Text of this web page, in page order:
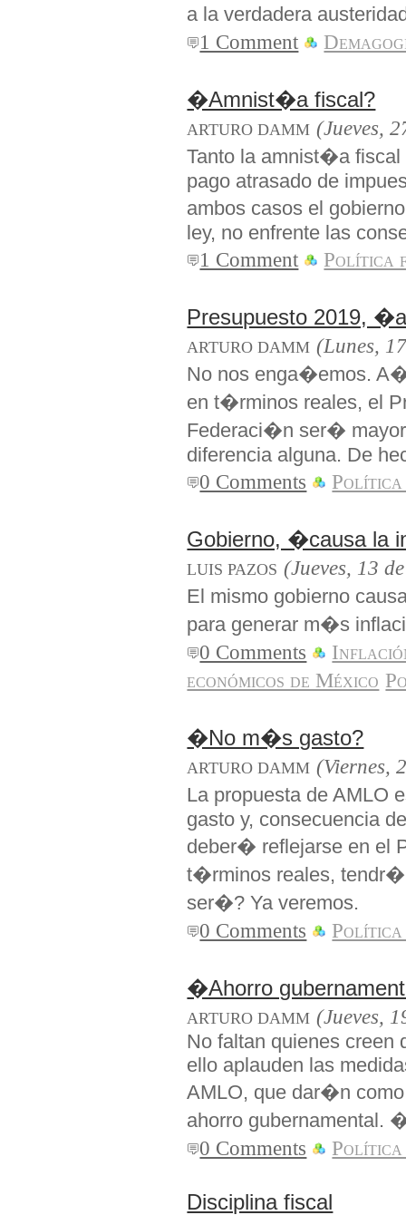
a la verdadera
1 Comment
�Amnist�a fiscal?
ARTURO DAMM (Jueves,
Tanto la amnist�a fiscal
pago atrasado de
ambos casos el
ley, no enfrente las
1 Comment Política
Presupuesto 2019,
ARTURO DAMM (Lunes,
No nos enga�emos.
en t�rminos reales, el
Federaci�n ser�
diferencia alguna. De
0 Comments
Gobierno, �causa la
LUIS PAZOS (Jueves, 13
El mismo gobierno
para generar m�s
0 Comments
económicos de México
�No m�s gasto?
ARTURO DAMM (Viernes,
La propuesta de AMLO
gasto y, consecuencia
deber� reflejarse en el
t�rminos reales,
ser�? Ya veremos.
0 Comments
�Ahorro
ARTURO DAMM (Jueves,
No faltan quienes creen
ello aplauden las
AMLO, que dar�n
ahorro gubernamental.
0 Comments
Disciplina fiscal